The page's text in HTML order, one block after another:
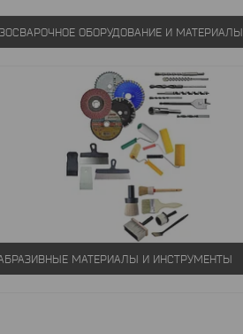
ОБОРУДОВАНИЕ И МАТЕРИАЛЫ
МАТЕРИАЛЫ И ИНСТРУМЕНТЫ